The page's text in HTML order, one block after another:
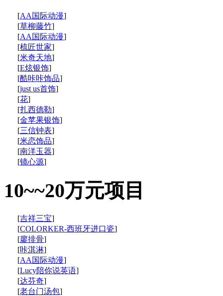
[AA国际动漫]
[草柳藤竹]
[AA国际动漫]
[梳匠世家]
[米奇天地]
[E炫银饰]
[酷咔咔饰品]
[just us首饰]
[花]
[扎西德勒]
[金苹果银饰]
[三信钟表]
[米恋饰品]
[南洋玉器]
[镜心源]
10~~20万元项目
[吉祥三宝]
[COLORKER-西班牙进口瓷]
[廖排骨]
[咔淇淋]
[AA国际动漫]
[Lucy陪你说英语]
[达芬奇]
[老台门汤包]